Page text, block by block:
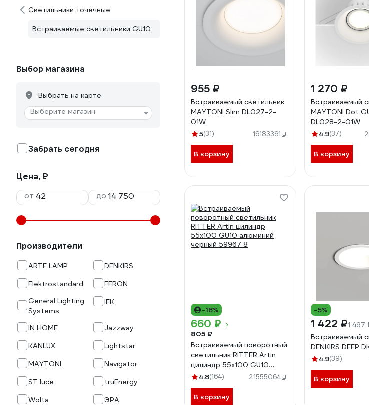
Светильники точечные
Встраиваемые светильники GU10
Выбор магазина
Выбрать на карте
Выберите магазин
Забрать сегодня
Цена, ₽
от
до
Производители
ARTE LAMP
DENKIRS
Elektrostandard
FERON
General Lighting
Systems
IEK
IN HOME
Jazzway
KANLUX
Lightstar
MAYTONI
Navigator
ST luce
truEnergy
Wolta
ЭРА
955 ₽
Встраиваемый светильник
MAYTONI Slim DL027-2-
01W
5(31) 16183361
В корзину
1 270 ₽
Встраиваемый
MAYTONI Dot
DL028-2-01W
4.9(37)
В корзину
-18%
660 ₽
805 ₽
Встраиваемый поворотный
светильник RITTER Artin
цилиндр 55x100 GU10
алюминий черный 59967 8
4.8(164) 21555064
В корзину
-5%
1 422 ₽1 497
Встраиваемый
DENKIRS DEEP
4.9(39)
В корзину